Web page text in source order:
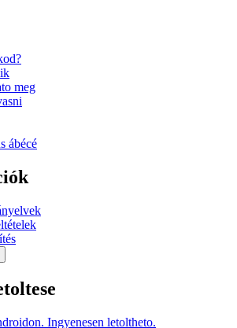
meg
ábécé
Ingyenesen letoltheto.